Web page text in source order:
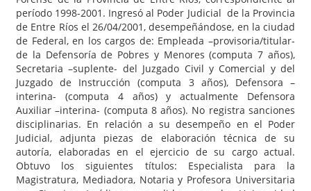
período 1998-2001. Ingresó al Poder Judicial de la Provincia
de Entre Ríos el 26/04/2001, desempeñándose, en la ciudad
de Federal, en los cargos de: Empleada –provisoria/titular-
de la Defensoría de Pobres y Menores (computa 7 años),
Secretaria –suplente- del Juzgado Civil y Comercial y del
Juzgado de Instrucción (computa 3 años), Defensora –
interina- (computa 4 años) y actualmente Defensora
Auxiliar –interina- (computa 8 años). No registra sanciones
disciplinarias. En relación a su desempeño en el Poder
Judicial, adjunta piezas de elaboración técnica de su
autoría, elaboradas en el ejercicio de su cargo actual.
Obtuvo los siguientes títulos: Especialista para la
Magistratura, Mediadora, Notaria y Profesora Universitaria